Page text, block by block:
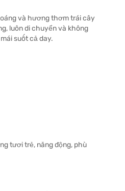
và hương thơm trái cây
luôn di chuyển và không
suốt cả day.
tươi trẻ, năng động, phù